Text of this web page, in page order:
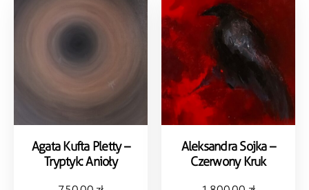
Agata Kufta Pletty –
Tryptyk: Anioły
Aleksandra Sojka –
Czerwony Kruk